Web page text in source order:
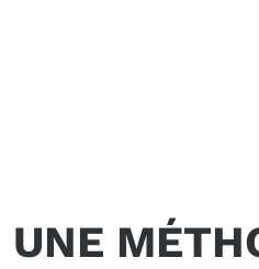
UNE